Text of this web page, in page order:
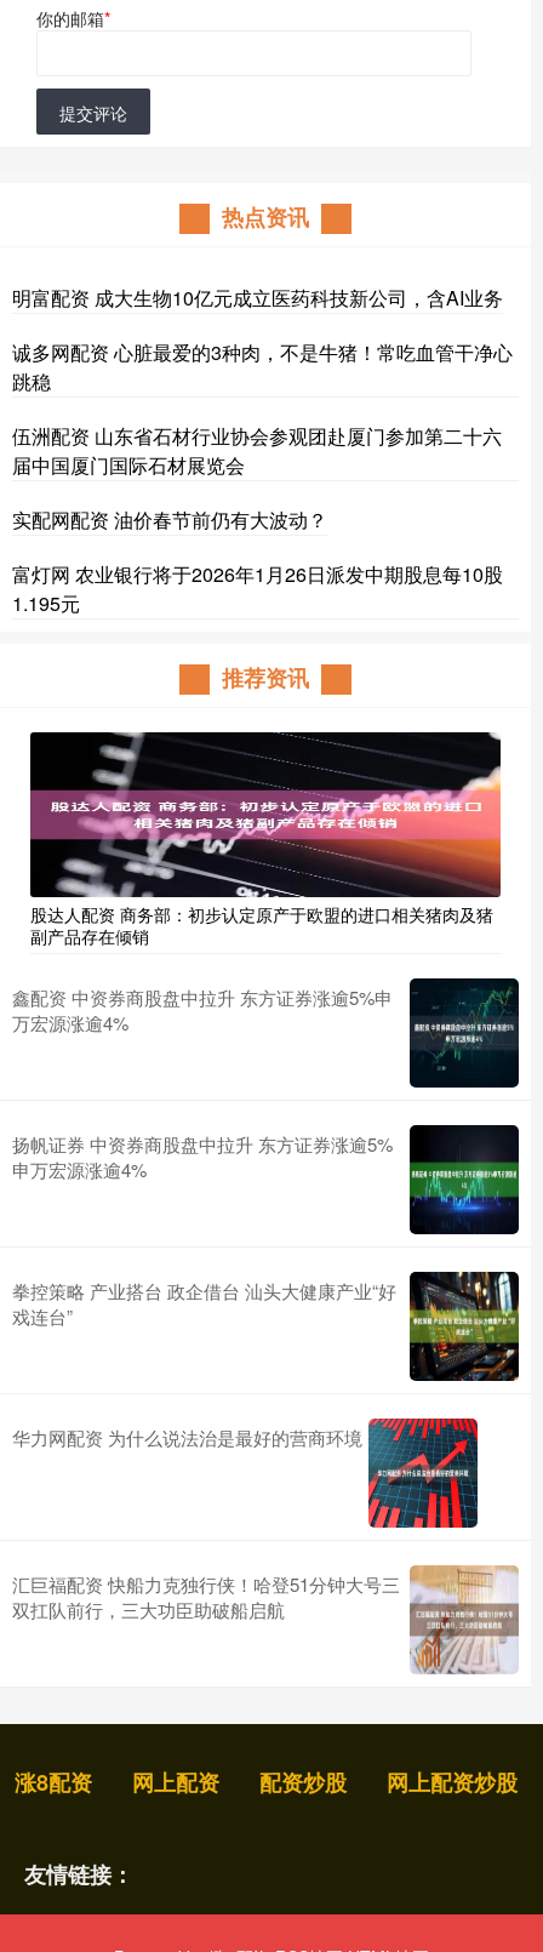
你的邮箱*
提交评论
热点资讯
明富配资 成大生物10亿元成立医药科技新公司，含AI业务
诚多网配资 心脏最爱的3种肉，不是牛猪！常吃血管干净心
跳稳
伍洲配资 山东省石材行业协会参观团赴厦门参加第二十六
届中国厦门国际石材展览会
实配网配资 油价春节前仍有大波动？
富灯网 农业银行将于2026年1月26日派发中期股息每10股
1.195元
推荐资讯
股达人配资 商务部：初步认定原产于欧盟的进口相关猪肉及猪
副产品存在倾销
鑫配资 中资券商股盘中拉升 东方证券涨逾5%申
万宏源涨逾4%
扬帆证券 中资券商股盘中拉升 东方证券涨逾5%
申万宏源涨逾4%
拳控策略 产业搭台 政企借台 汕头大健康产业“好
戏连台”
华力网配资 为什么说法治是最好的营商环境
汇巨福配资 快船力克独行侠！哈登51分钟大号三
双扛队前行，三大功臣助破船启航
涨8配资 网上配资 配资炒股 网上配资炒股
友情链接：